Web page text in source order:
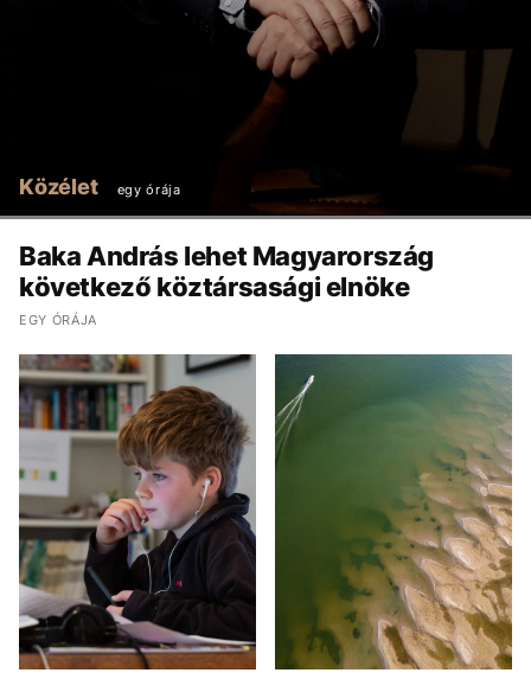
Közélet egy órája
Baka András lehet Magyarország
következő köztársasági elnöke
EGY ÓRÁJA